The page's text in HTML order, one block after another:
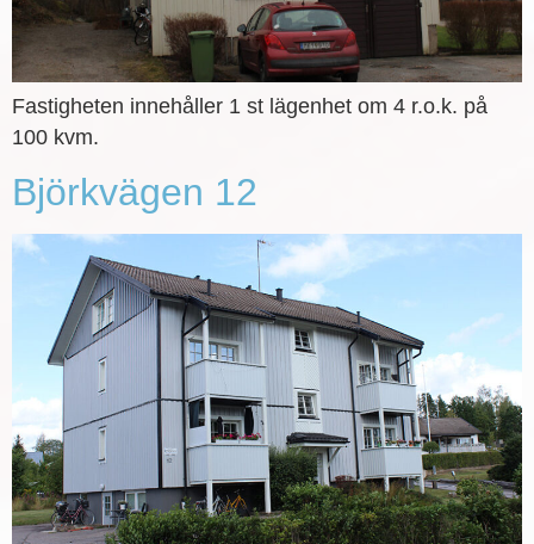
Fastigheten innehåller 1 st lägenhet om 4 r.o.k. på
100 kvm.
Björkvägen 12